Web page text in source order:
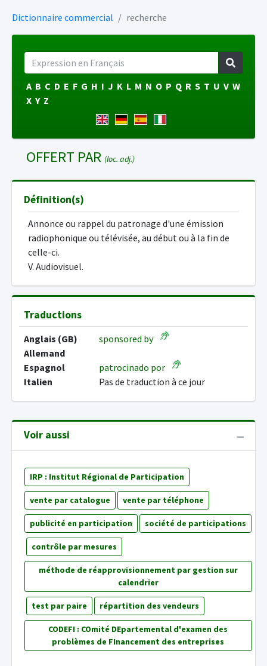
Dictionnaire commercial recherche
A B C D E F G H I J K L M N O P Q R S T U V W
X Y Z
OFFERT PAR (loc. adj.)
Définition(s)
Annonce ou rappel du patronage d'une émission
radiophonique ou télévisée, au début ou à la fin de
celle-ci.
V. Audiovisuel.
Traductions
Anglais (GB)
sponsored by
Allemand
Espagnol
patrocinado por
Italien
Pas de traduction à ce jour
Voir aussi
IRP : Institut Régional de Participation
vente par catalogue vente par téléphone
publicité en participation société de participations
contrôle par mesures
méthode de réapprovisionnement par gestion sur
calendrier
test par paire répartition des vendeurs
CODEFI : COmité DEpartemental d'examen des
problèmes de FInancement des entreprises